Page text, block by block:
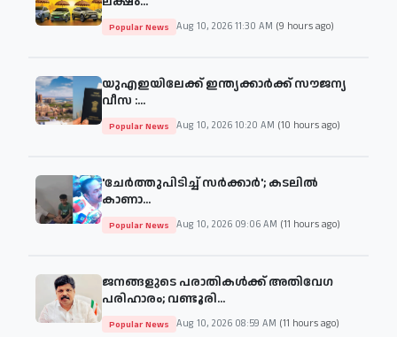
Popular News Aug 10, 2026 11:30 AM (9 hours ago)
യുഎഇയിലേക്ക് ഇന്ത്യക്കാര്‍ക്ക് സൗജന്യ
വീസ ​:...
Popular News Aug 10, 2026 10:20 AM (10 hours ago)
'ചേര്‍ത്തുപിടിച്ച് സര്‍ക്കാര്‍'; കടലില്‍
കാണാ...
Popular News Aug 10, 2026 09:06 AM (11 hours ago)
ജനങ്ങളുടെ പരാതികൾക്ക് അതിവേഗ
പരിഹാരം; വണ്ടൂരി...
Popular News Aug 10, 2026 08:59 AM (11 hours ago)